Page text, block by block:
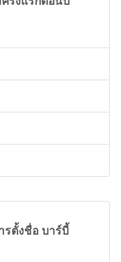
รตั้งชื่อ บาร์บี้